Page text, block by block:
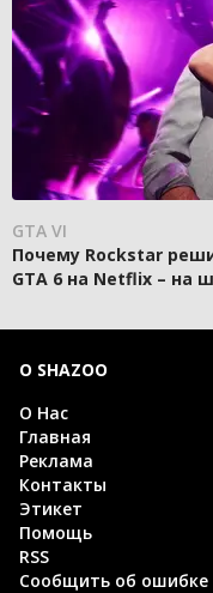
GTA VI
Почему Rockstar
GTA 6 на Netflix – на
О SHAZOO
О Нас
Главная
Реклама
Контакты
Этикет
Помощь
RSS
Сообщить об ошибке